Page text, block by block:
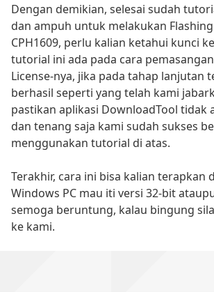
Dengan demikian, selesai sudah
dan ampuh untuk melakukan
CPH1609, perlu kalian ketahui kunci
tutorial ini ada pada cara
License-nya, jika pada tahap lanjutan
berhasil seperti yang telah kami
pastikan aplikasi DownloadTool tidak
dan tenang saja kami sudah sukses
menggunakan tutorial di atas.
Terakhir, cara ini bisa kalian terapkan
Windows PC mau iti versi 32-bit
semoga beruntung, kalau bingung
ke kami.